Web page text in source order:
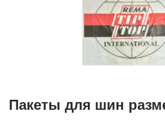
Пакеты для шин